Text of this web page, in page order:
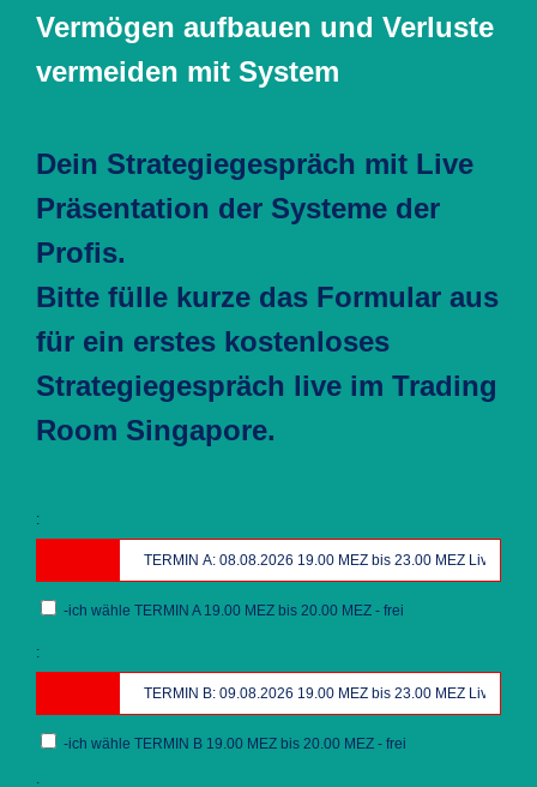
Vermögen aufbauen und Verluste
vermeiden mit System
Dein Strategiegespräch mit Live
Präsentation der Systeme der
Profis.
Bitte fülle kurze das Formular aus
für ein erstes kostenloses
Strategiegespräch live im Trading
Room Singapore.
:
-ich wähle TERMIN A 19.00 MEZ bis 20.00 MEZ - frei
:
-ich wähle TERMIN B 19.00 MEZ bis 20.00 MEZ - frei